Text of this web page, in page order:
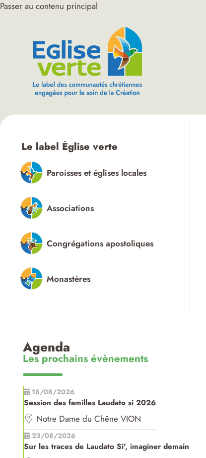
Passer au contenu principal
Le label Église verte
Paroisses et églises locales
Associations
Congrégations apostoliques
Monastères
Agenda
Les prochains évènements
18/08/2026
Session des familles Laudato si 2026
Notre Dame du Chêne VION
23/08/2026
Sur les traces de Laudato Si', imaginer demain